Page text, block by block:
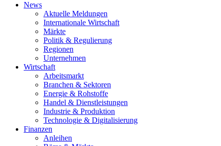
News
Aktuelle Meldungen
Internationale Wirtschaft
Märkte
Politik & Regulierung
Regionen
Unternehmen
Wirtschaft
Arbeitsmarkt
Branchen & Sektoren
Energie & Rohstoffe
Handel & Dienstleistungen
Industrie & Produktion
Technologie & Digitalisierung
Finanzen
Anleihen